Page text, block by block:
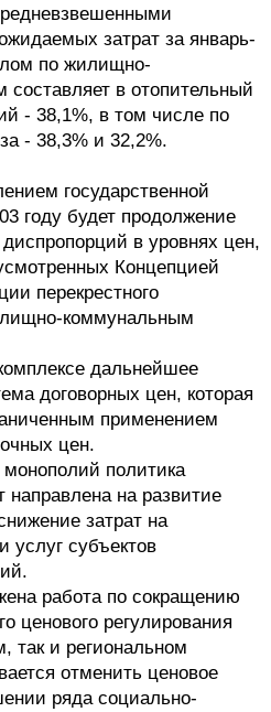
затрат за январь-
по жилищно-
в отопительный
- 38,1%, в том числе по
- 38,3% и 32,2%.
государственной
году будет продолжение
в уровнях цен,
Концепцией
перекрестного
коммунальным
дальнейшее
договорных цен, которая
применением
цен.
политика
направлена на развитие
затрат на
услуг субъектов
работа по сокращению
ценового регулирования
так и региональном
отменить ценовое
ряда социально-